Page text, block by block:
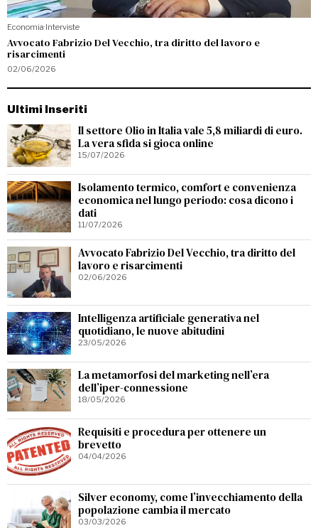
Economia·Interviste
Avvocato Fabrizio Del Vecchio, tra diritto del lavoro e
risarcimenti
02/06/2026
Ultimi Inseriti
Il settore Olio in Italia vale 5,8 miliardi di euro.
La vera sfida si gioca online
15/07/2026
Isolamento termico, comfort e convenienza
economica nel lungo periodo: cosa dicono i
dati
11/07/2026
Avvocato Fabrizio Del Vecchio, tra diritto del
lavoro e risarcimenti
02/06/2026
Intelligenza artificiale generativa nel
quotidiano, le nuove abitudini
23/05/2026
La metamorfosi del marketing nell’era
dell’iper-connessione
18/05/2026
Requisiti e procedura per ottenere un
brevetto
04/04/2026
Silver economy, come l’invecchiamento della
popolazione cambia il mercato
03/03/2026